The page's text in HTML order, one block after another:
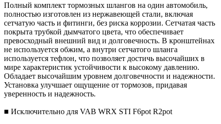
Полный комплект тормозных шлангов на один автомобиль,
полностью изготовлен из нержавеющей стали, включая
сетчатую часть и фитинги, без риска коррозии. Сетчатая часть
покрыта трубкой дымчатого цвета, что обеспечивает
превосходный внешний вид и долговечность. В кронштейнах
не используется обжим, а внутри сетчатого шланга
используется тефлон, что позволяет достичь высочайших в
мире характеристик устойчивости к высокому давлению.
Обладает высочайшим уровнем долговечности и надежности.
Установка улучшает ощущение от тормозов, придавая
уверенность и надежность.
■ Исключительно для VAB WRX STI F6pot R2pot